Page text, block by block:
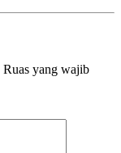
Ruas yang wajib